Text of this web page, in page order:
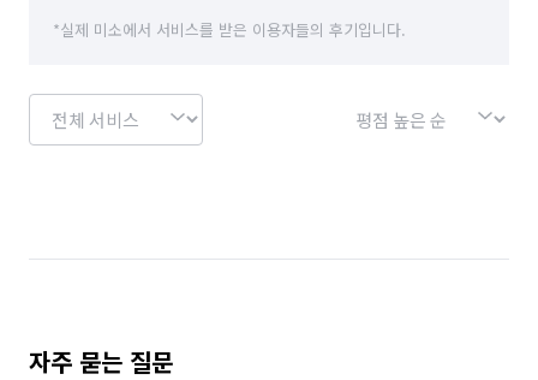
*실제 미소에서 서비스를 받은 이용자들의 후기입니다.
자주 묻는 질문